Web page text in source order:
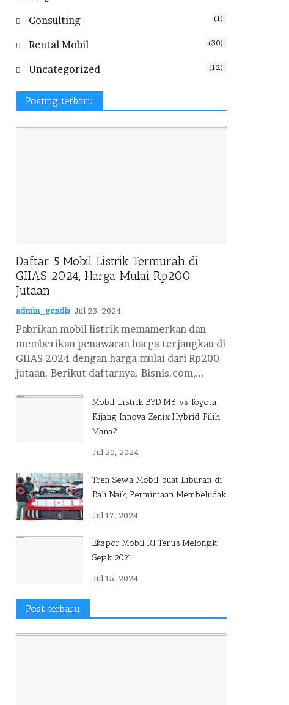
Consulting (1)
Rental Mobil (30)
Uncategorized (12)
Posting terbaru
Daftar 5 Mobil Listrik Termurah di
GIIAS 2024, Harga Mulai Rp200
Jutaan
admin_gendis Jul 23, 2024
Pabrikan mobil listrik memamerkan dan
memberikan penawaran harga terjangkau di
GIIAS 2024 dengan harga mulai dari Rp200
jutaan. Berikut daftarnya. Bisnis.com,...
Mobil Listrik BYD M6 vs Toyota
Kijang Innova Zenix Hybrid, Pilih
Mana?
Jul 20, 2024
Tren Sewa Mobil buat Liburan di
Bali Naik, Permintaan Membeludak
Jul 17, 2024
Ekspor Mobil RI Terus Melonjak
Sejak 2021
Jul 15, 2024
Post terbaru